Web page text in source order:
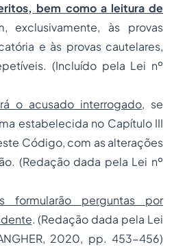
bem como a leitura de
exclusivamente, às provas
e às provas cautelares,
(Incluído pela Lei nº
o acusado interrogado, se
estabelecida no Capítulo III
Código, com as alterações
(Redação dada pela Lei nº
formularão perguntas por
. (Redação dada pela Lei
2020, pp. 453-456)